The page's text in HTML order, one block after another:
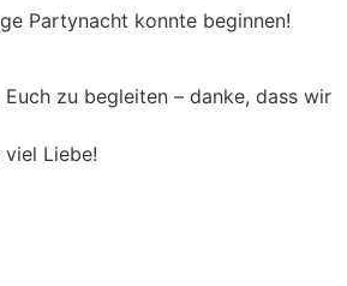
Partynacht konnte beginnen!
zu begleiten – danke, dass wir
Liebe!